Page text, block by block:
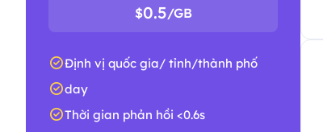
$0.5/GB
Định vị quốc gia/ tỉnh/thành phố
day
Thời gian phản hồi <0.6s